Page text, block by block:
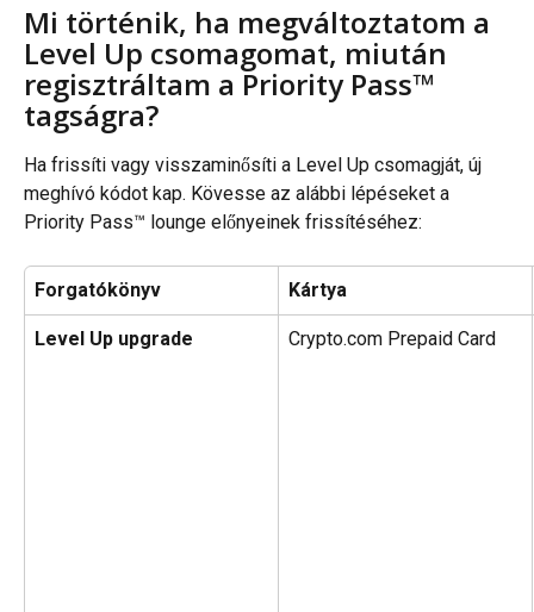
Mi történik, ha megváltoztatom a
Level Up csomagomat, miután
regisztráltam a Priority Pass™
tagságra?
Ha frissíti vagy visszaminősíti a Level Up csomagját, új
meghívó kódot kap. Kövesse az alábbi lépéseket a
Priority Pass™ lounge előnyeinek frissítéséhez:
Forgatókönyv Kártya
Level Up upgrade Crypto.com Prepaid Card